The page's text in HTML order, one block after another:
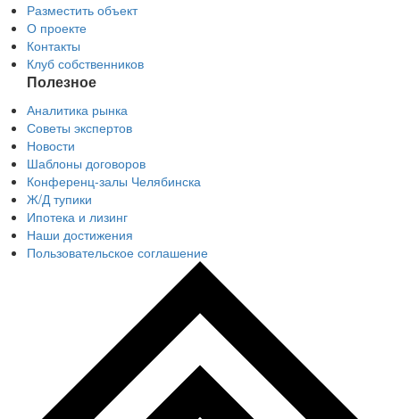
Разместить объект
О проекте
Контакты
Клуб собственников
Полезное
Аналитика рынка
Советы экспертов
Новости
Шаблоны договоров
Конференц-залы Челябинска
Ж/Д тупики
Ипотека и лизинг
Наши достижения
Пользовательское соглашение